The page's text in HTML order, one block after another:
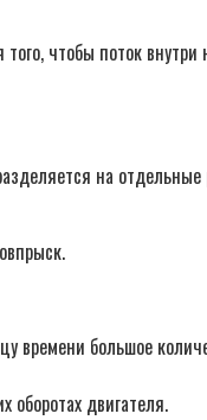
чтобы поток
на
большое
двигателя.